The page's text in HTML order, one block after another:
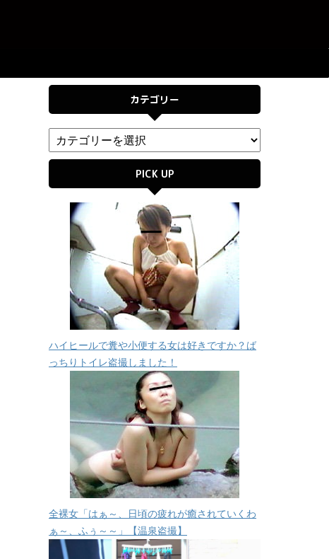
カテゴリー
PICK UP
ハイヒールで糞や小便する女は好きですか？ば
っちりトイレ盗撮しました！
全裸女「はぁ～、日頃の疲れが癒されていくわ
ぁ～、ふぅ～～」【温泉盗撮】